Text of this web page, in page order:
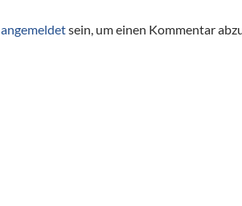
angemeldetsein, um einen Kommentar